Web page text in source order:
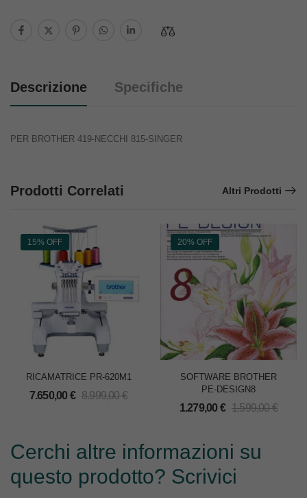
Descrizione Specifiche
PER BROTHER 419-NECCHI 815-SINGER
Prodotti Correlati Altri Prodotti
15% OFF
RICAMATRICE PR-620M1
7.650,00 € 8.999,00€
20% OFF
SOFTWARE BROTHER
PE-DESIGN8
1.279,00 € 1.599,00€
Cerchi altre informazioni su
questo prodotto? Scrivici